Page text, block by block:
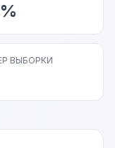
ВЫБОРКИ